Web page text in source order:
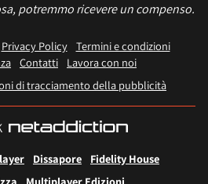
potremmo ricevere un compenso.
Privacy Policy
Termini e condizioni
Contatti
Lavora con noi
di tracciamento della pubblicità
Dissapore
Fidelity House